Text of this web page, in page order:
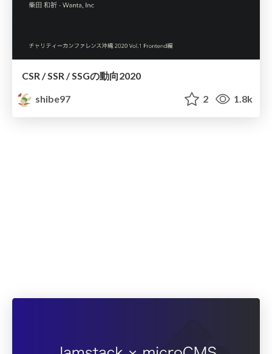
CSR / SSR / SSGの動向2020
shibe97
2 1.8k